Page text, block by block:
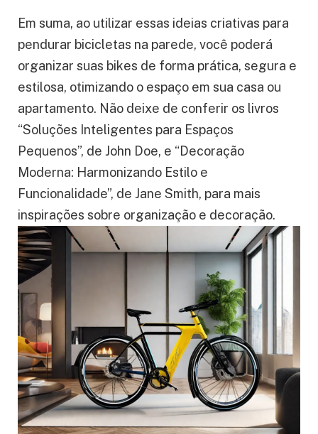
Em suma, ao utilizar essas ideias criativas para
pendurar bicicletas na parede, você poderá
organizar suas bikes de forma prática, segura e
estilosa, otimizando o espaço em sua casa ou
apartamento. Não deixe de conferir os livros
“Soluções Inteligentes para Espaços
Pequenos”, de John Doe, e “Decoração
Moderna: Harmonizando Estilo e
Funcionalidade”, de Jane Smith, para mais
inspirações sobre organização e decoração.